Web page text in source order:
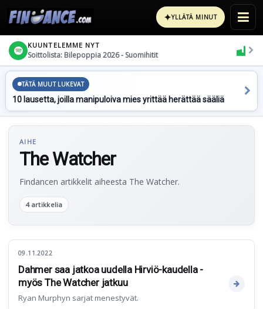
✦YLLÄTÄ MINUT
KUUNTELEMME NYT
Soittolista: Bilepoppia 2026 - Suomihitit
TÄTÄ MUUT LUKEVAT
10 lausetta, joilla manipuloiva mies yrittää herättää sääliä
AIHE
The Watcher
Findancen artikkelit aiheesta The Watcher.
4 artikkelia
09.11.2022
Dahmer saa jatkoa uudella Hirviö-kaudella -
myös The Watcher jatkuu
Ryan Murphyn sarjat menestyvät.